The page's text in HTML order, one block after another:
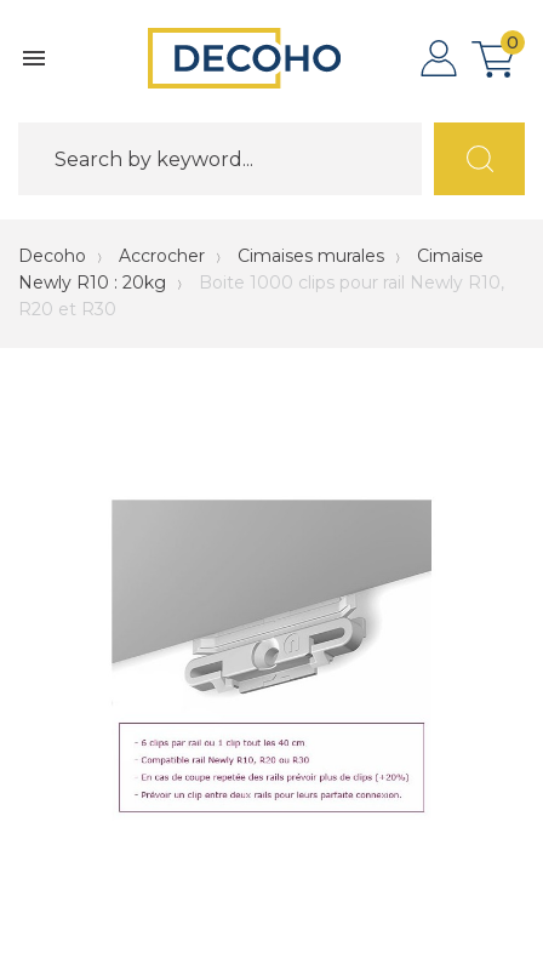

0
Decoho Accrocher Cimaises murales
Cimaise
Newly R10 : 20kg
Boite 1000 clips pour rail Newly R10,
R20 et R30